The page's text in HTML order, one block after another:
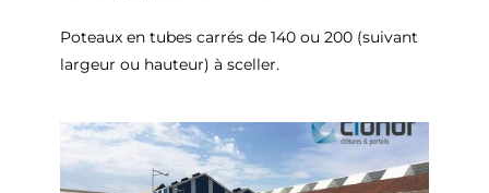
Poteaux en tubes carrés de 140 ou 200 (suivant
largeur ou hauteur) à sceller.